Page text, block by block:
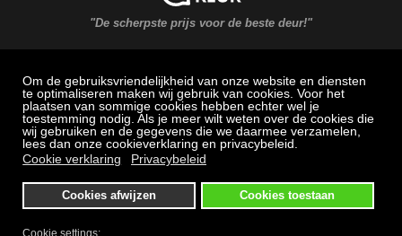
Om de gebruiksvriendelijkheid van onze website en diensten
te optimaliseren maken wij gebruik van cookies. Voor het
plaatsen van sommige cookies hebben echter wel je
toestemming nodig. Als je meer wilt weten over de cookies die
wij gebruiken en de gegevens die we daarmee verzamelen,
lees dan onze cookieverklaring en privacybeleid.
Cookie verklaring
Privacybeleid
Cookies afwijzen Cookies toestaan
Cookie settings:
"De scherpste prijs voor de beste deur!"
MAXX DEUREN Service
Veel gestelde vragen: Bestellen, betalen en bezorging
Herroepingsrecht
Algemene voorwaarden